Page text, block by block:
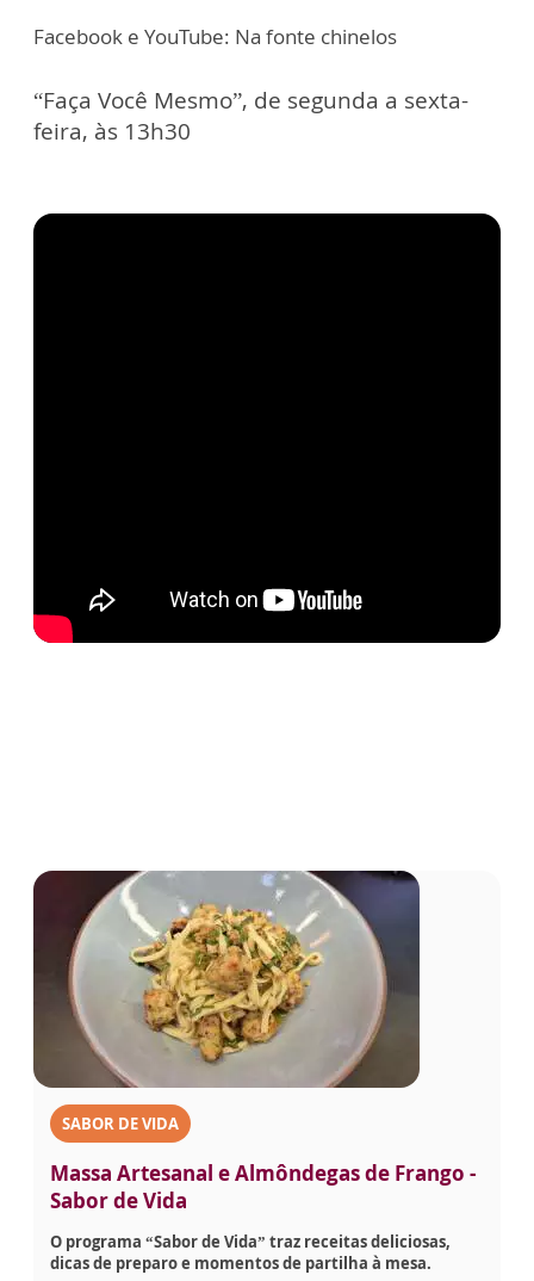
Facebook e YouTube: Na fonte chinelos
“Faça Você Mesmo”, de segunda a sexta-
feira, às 13h30
SABOR DE VIDA
Massa Artesanal e Almôndegas de Frango -
Sabor de Vida
O programa “Sabor de Vida” traz receitas deliciosas,
dicas de preparo e momentos de partilha à mesa.